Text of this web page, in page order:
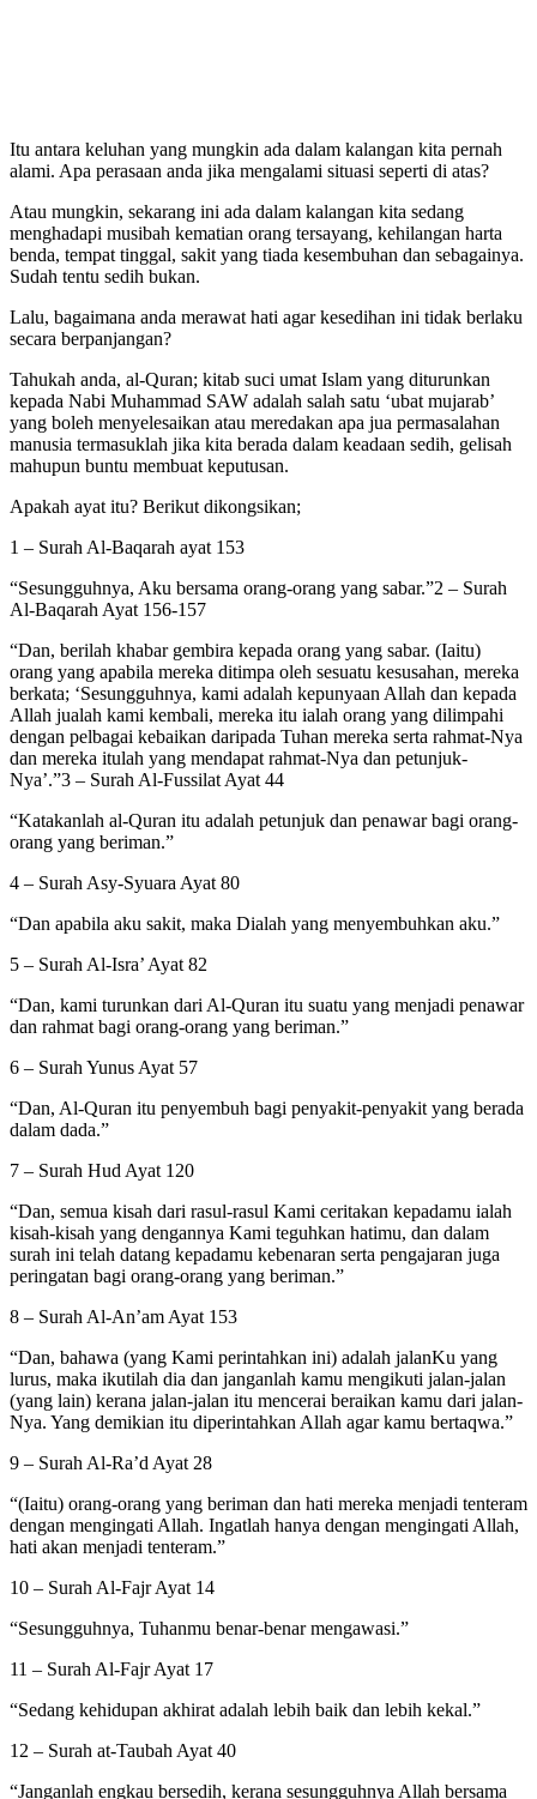
Itu antara keluhan yang mungkin ada dalam kalangan kita pernah
alami. Apa perasaan anda jika mengalami situasi seperti di atas?
Atau mungkin, sekarang ini ada dalam kalangan kita sedang
menghadapi musibah kematian orang tersayang, kehilangan harta
benda, tempat tinggal, sakit yang tiada kesembuhan dan sebagainya.
Sudah tentu sedih bukan.
Lalu, bagaimana anda merawat hati agar kesedihan ini tidak berlaku
secara berpanjangan?
Tahukah anda, al-Quran; kitab suci umat Islam yang diturunkan
kepada Nabi Muhammad SAW adalah salah satu ‘ubat mujarab’
yang boleh menyelesaikan atau meredakan apa jua permasalahan
manusia termasuklah jika kita berada dalam keadaan sedih, gelisah
mahupun buntu membuat keputusan.
Apakah ayat itu? Berikut dikongsikan;
1 – Surah Al-Baqarah ayat 153
“Sesungguhnya, Aku bersama orang-orang yang sabar.”2 – Surah
Al-Baqarah Ayat 156-157
“Dan, berilah khabar gembira kepada orang yang sabar. (Iaitu)
orang yang apabila mereka ditimpa oleh sesuatu kesusahan, mereka
berkata; ‘Sesungguhnya, kami adalah kepunyaan Allah dan kepada
Allah jualah kami kembali, mereka itu ialah orang yang dilimpahi
dengan pelbagai kebaikan daripada Tuhan mereka serta rahmat-Nya
dan mereka itulah yang mendapat rahmat-Nya dan petunjuk-
Nya’.”3 – Surah Al-Fussilat Ayat 44
“Katakanlah al-Quran itu adalah petunjuk dan penawar bagi orang-
orang yang beriman.”
4 – Surah Asy-Syuara Ayat 80
“Dan apabila aku sakit, maka Dialah yang menyembuhkan aku.”
5 – Surah Al-Isra’ Ayat 82
“Dan, kami turunkan dari Al-Quran itu suatu yang menjadi penawar
dan rahmat bagi orang-orang yang beriman.”
6 – Surah Yunus Ayat 57
“Dan, Al-Quran itu penyembuh bagi penyakit-penyakit yang berada
dalam dada.”
7 – Surah Hud Ayat 120
“Dan, semua kisah dari rasul-rasul Kami ceritakan kepadamu ialah
kisah-kisah yang dengannya Kami teguhkan hatimu, dan dalam
surah ini telah datang kepadamu kebenaran serta pengajaran juga
peringatan bagi orang-orang yang beriman.”
8 – Surah Al-An’am Ayat 153
“Dan, bahawa (yang Kami perintahkan ini) adalah jalanKu yang
lurus, maka ikutilah dia dan janganlah kamu mengikuti jalan-jalan
(yang lain) kerana jalan-jalan itu mencerai beraikan kamu dari jalan-
Nya. Yang demikian itu diperintahkan Allah agar kamu bertaqwa.”
9 – Surah Al-Ra’d Ayat 28
“(Iaitu) orang-orang yang beriman dan hati mereka menjadi tenteram
dengan mengingati Allah. Ingatlah hanya dengan mengingati Allah,
hati akan menjadi tenteram.”
10 – Surah Al-Fajr Ayat 14
“Sesungguhnya, Tuhanmu benar-benar mengawasi.”
11 – Surah Al-Fajr Ayat 17
“Sedang kehidupan akhirat adalah lebih baik dan lebih kekal.”
12 – Surah at-Taubah Ayat 40
“Janganlah engkau bersedih, kerana sesungguhnya Allah bersama